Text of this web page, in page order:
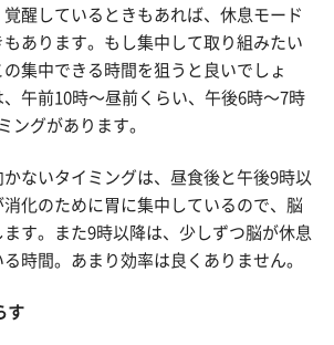
醒しているときもあれば、休息モード
あります。もし集中して取り組みたい
集中できる時間を狙うと良いでしょ
午前10時〜昼前くらい、午後6時〜7時
ングがあります。
ないタイミングは、昼食後と午後9時以
化のために胃に集中しているので、脳
す。また9時以降は、少しずつ脳が休息
時間。あまり効率は良くありません。
す